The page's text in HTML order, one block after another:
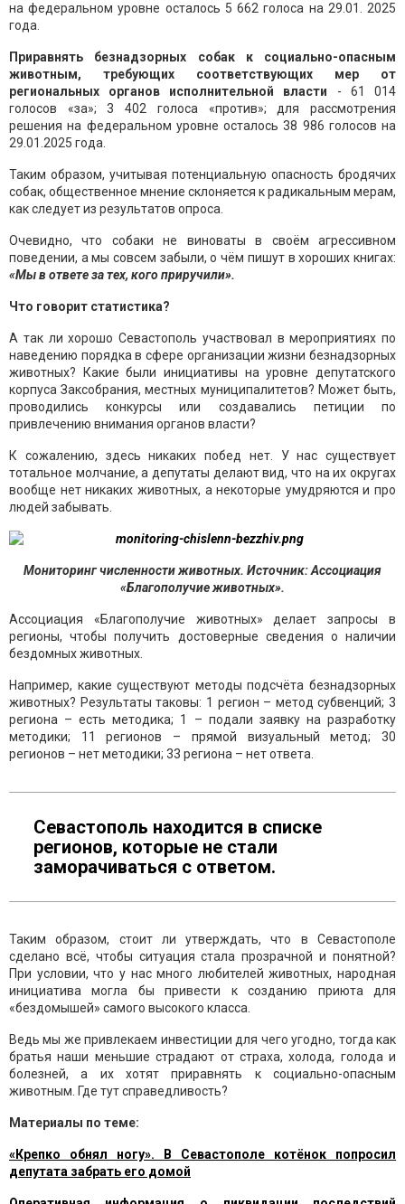
на федеральном уровне осталось 5 662 голоса на 29.01. 2025
года.
Приравнять безнадзорных собак к социально-опасным
животным, требующих соответствующих мер от
региональных органов исполнительной власти - 61 014
голосов «за»; 3 402 голоса «против»; для рассмотрения
решения на федеральном уровне осталось 38 986 голосов на
29.01.2025 года.
Таким образом, учитывая потенциальную опасность бродячих
собак, общественное мнение склоняется к радикальным мерам,
как следует из результатов опроса.
Очевидно, что собаки не виноваты в своём агрессивном
поведении, а мы совсем забыли, о чём пишут в хороших книгах:
«Мы в ответе за тех, кого приручили».
Что говорит статистика?
А так ли хорошо Севастополь участвовал в мероприятиях по
наведению порядка в сфере организации жизни безнадзорных
животных? Какие были инициативы на уровне депутатского
корпуса Заксобрания, местных муниципалитетов? Может быть,
проводились конкурсы или создавались петиции по
привлечению внимания органов власти?
К сожалению, здесь никаких побед нет. У нас существует
тотальное молчание, а депутаты делают вид, что на их округах
вообще нет никаких животных, а некоторые умудряются и про
людей забывать.
Мониторинг численности животных. Источник: Ассоциация
«Благополучие животных».
Ассоциация «Благополучие животных» делает запросы в
регионы, чтобы получить достоверные сведения о наличии
бездомных животных.
Например, какие существуют методы подсчёта безнадзорных
животных? Результаты таковы: 1 регион – метод субвенций; 3
региона – есть методика; 1 – подали заявку на разработку
методики; 11 регионов – прямой визуальный метод; 30
регионов – нет методики; 33 региона – нет ответа.
Севастополь находится в списке
регионов, которые не стали
заморачиваться с ответом.
Таким образом, стоит ли утверждать, что в Севастополе
сделано всё, чтобы ситуация стала прозрачной и понятной?
При условии, что у нас много любителей животных, народная
инициатива могла бы привести к созданию приюта для
«бездомышей» самого высокого класса.
Ведь мы же привлекаем инвестиции для чего угодно, тогда как
братья наши меньшие страдают от страха, холода, голода и
болезней, а их хотят приравнять к социально-опасным
животным. Где тут справедливость?
Материалы по теме:
«Крепко обнял ногу». В Севастополе котёнок попросил
депутата забрать его домой